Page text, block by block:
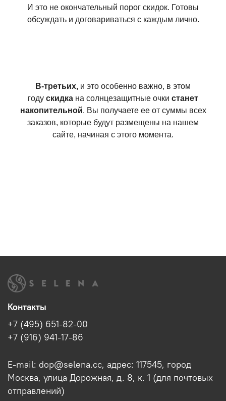
И это не окончательный порог скидок. Готовы
обсуждать и договариваться с каждым лично.
В-третьих, и это особенно важно, в этом
году скидка на солнцезащитные очки станет
накопительной. Вы получаете ее от суммы всех
заказов, которые будут размещены на нашем
сайте, начиная с этого момента.
Контакты
+7 (495) 651-82-00
+7 (916) 941-17-86
E-mail: dop@selena.cc, адрес: 117545, город
Москва, улица Дорожная, д. 8, к. 1 (для почтовых
отправлений)